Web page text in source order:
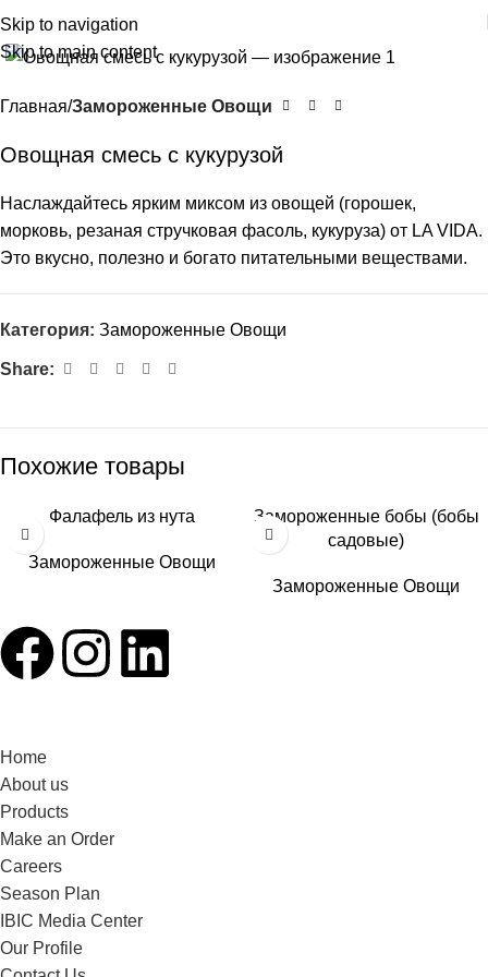
Skip to navigation
Skip to main content
Click to enlarge
Главная Замороженные Овощи
Овощная смесь с кукурузой
Наслаждайтесь ярким миксом из овощей (горошек,
морковь, резаная стручковая фасоль, кукуруза) от LA VIDA.
Это вкусно, полезно и богато питательными веществами.
Категория: Замороженные Овощи
Share:
Похожие товары
Фалафель из нута
Замороженные Овощи
Замороженные бобы (бобы
садовые)
Замороженные Овощи
Home
About us
Products
Make an Order
Careers
Season Plan
IBIC Media Center
Our Profile